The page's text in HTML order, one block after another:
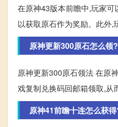
在原神43版本前瞻中,玩家
以获取原石作为奖励。此外,
原神更新300原石怎么领?
原神更新300原石领法 在原
戏复制兑换码回邮箱领取,从
原神41前瞻十连怎么获